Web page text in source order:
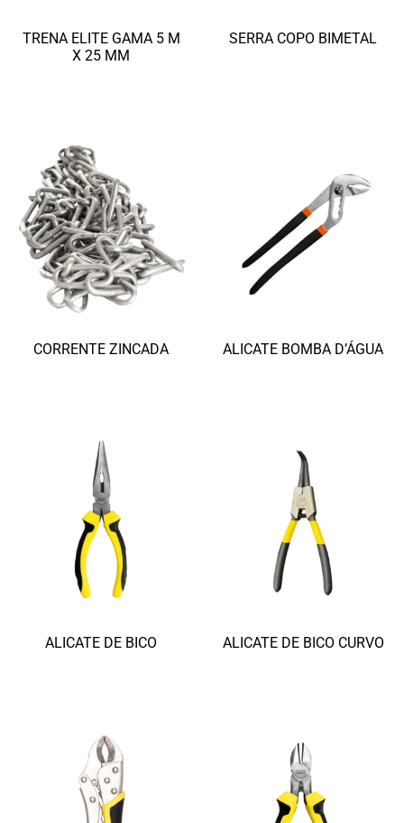
TRENA ELITE GAMA 5 M
X 25 MM
SERRA COPO BIMETAL
CORRENTE ZINCADA
ALICATE BOMBA D’ÁGUA
ALICATE DE BICO
ALICATE DE BICO CURVO